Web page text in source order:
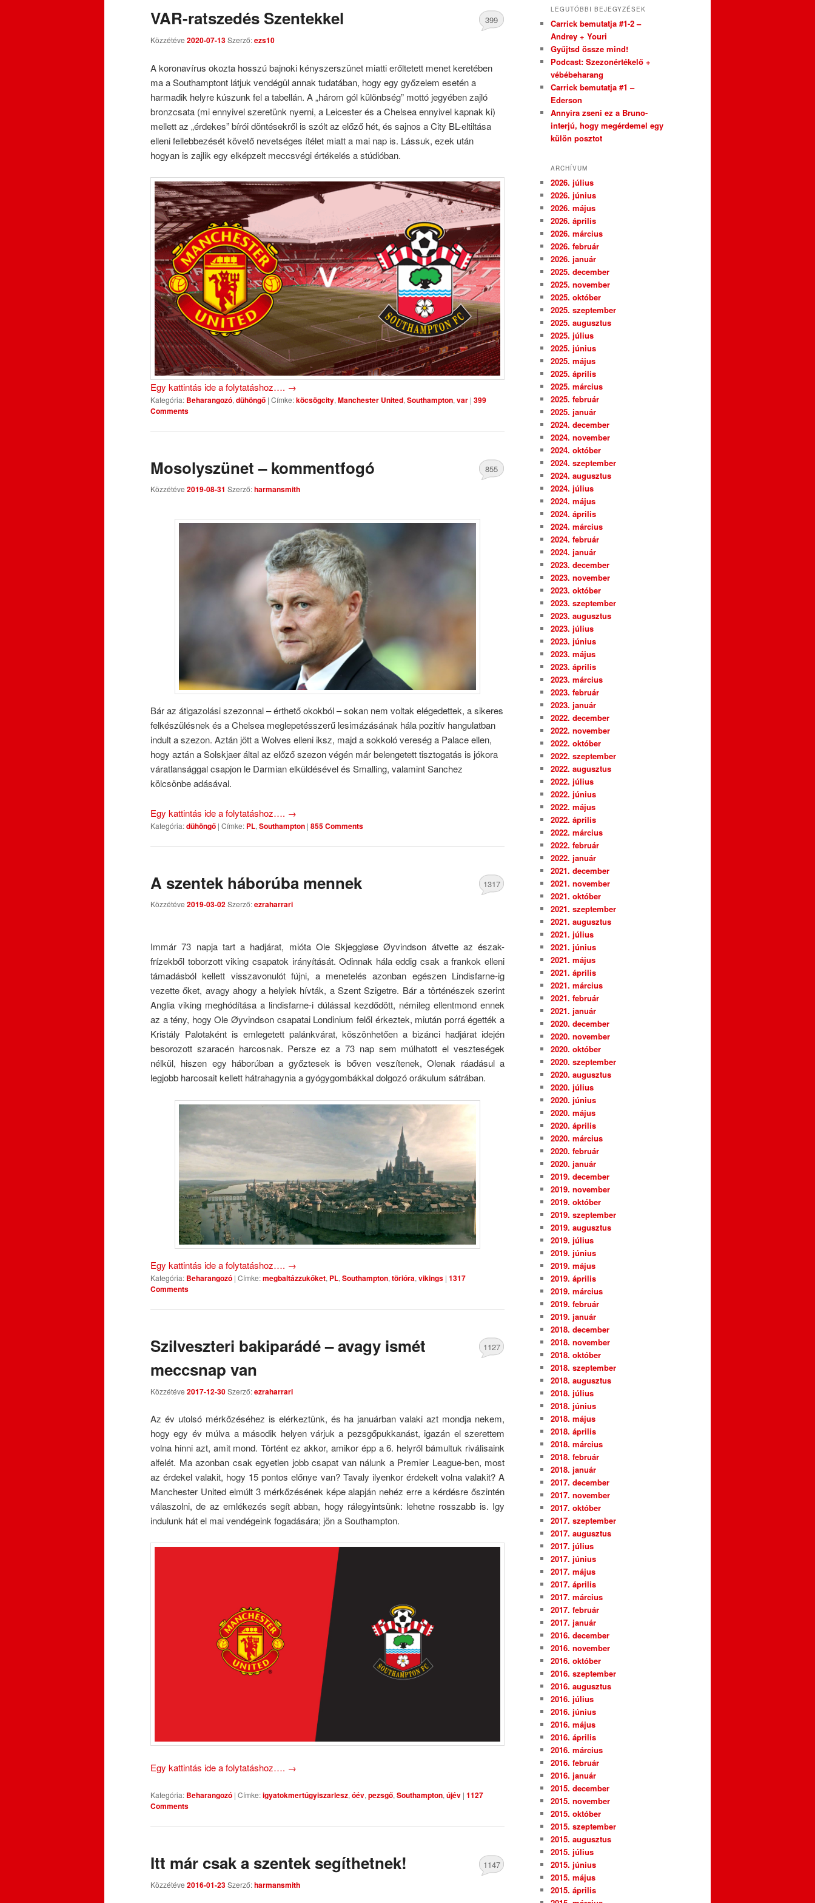
VAR-ratszedés Szentekkel
Közzétéve 2020-07-13Szerző:ezs10
399
A koronavírus okozta hosszú bajnoki kényszerszünet miatti erőltetett menet keretében
ma a Southamptont látjuk vendégül annak tudatában, hogy egy győzelem esetén a
harmadik helyre kúszunk fel a tabellán. A „három gól különbség” mottó jegyében zajló
bronzcsata (mi ennyivel szeretünk nyerni, a Leicester és a Chelsea ennyivel kapnak ki)
mellett az „érdekes” bírói döntésekről is szólt az előző hét, és sajnos a City BL-eltiltása
elleni fellebbezését követő nevetséges ítélet miatt a mai nap is. Lássuk, ezek után
hogyan is zajlik egy elképzelt meccsvégi értékelés a stúdióban.
Egy kattintás ide a folytatáshoz…. →
Kategória: Beharangozó, dühöngő | Címke:köcsögcity, Manchester United, Southampton, var | 399
Comments
Mosolyszünet – kommentfogó
Közzétéve 2019-08-31 Szerző:harmansmith
855
Bár az átigazolási szezonnal – érthető okokból – sokan nem voltak elégedettek, a sikeres
felkészülésnek és a Chelsea meglepetésszerű lesimázásának hála pozitív hangulatban
indult a szezon. Aztán jött a Wolves elleni iksz, majd a sokkoló vereség a Palace ellen,
hogy aztán a Solskjaer által az előző szezon végén már belengetett tisztogatás is jókora
váratlansággal csapjon le Darmian elküldésével és Smalling, valamint Sanchez
kölcsönbe adásával.
Egy kattintás ide a folytatáshoz…. →
Kategória:dühöngő | Címke: PL, Southampton | 855 Comments
A szentek háborúba mennek
Közzétéve 2019-03-02Szerző:ezraharrari
1317
Immár 73 napja tart a hadjárat, mióta Ole Skjeggløse Øyvindson átvette az észak-
frízekből toborzott viking csapatok irányítását. Odinnak hála eddig csak a frankok elleni
támadásból kellett visszavonulót fújni, a menetelés azonban egészen Lindisfarne-ig
vezette őket, avagy ahogy a helyiek hívták, a Szent Szigetre. Bár a történészek szerint
Anglia viking meghódítása a lindisfarne-i dúlással kezdődött, némileg ellentmond ennek
az a tény, hogy Ole Øyvindson csapatai Londinium felől érkeztek, miután porrá égették a
Kristály Palotaként is emlegetett palánkvárat, köszönhetően a bizánci hadjárat idején
besorozott szaracén harcosnak. Persze ez a 73 nap sem múlhatott el veszteségek
nélkül, hiszen egy háborúban a győztesek is bőven veszítenek, Olenak ráadásul a
legjobb harcosait kellett hátrahagynia a gyógygombákkal dolgozó orákulum sátrában.
Egy kattintás ide a folytatáshoz…. →
Kategória: Beharangozó | Címke:megbaltázzukőket, PL, Southampton, törióra, vikings | 1317
Comments
Szilveszteri bakiparádé – avagy ismét
meccsnap van
Közzétéve 2017-12-30Szerző:ezraharrari
1127
Az év utolsó mérkőzéséhez is elérkeztünk, és ha januárban valaki azt mondja nekem,
hogy egy év múlva a második helyen várjuk a pezsgőpukkanást, igazán el szerettem
volna hinni azt, amit mond. Történt ez akkor, amikor épp a 6. helyről bámultuk riválisaink
alfelét. Ma azonban csak egyetlen jobb csapat van nálunk a Premier League-ben, most
az érdekel valakit, hogy 15 pontos előnye van? Tavaly ilyenkor érdekelt volna valakit? A
Manchester United elmúlt 3 mérkőzésének képe alapján nehéz erre a kérdésre őszintén
válaszolni, de az emlékezés segít abban, hogy rálegyintsünk: lehetne rosszabb is. Igy
indulunk hát el mai vendégeink fogadására; jön a Southampton.
Egy kattintás ide a folytatáshoz…. →
Kategória: Beharangozó | Címke:igyatokmertúgyiszarlesz, óév, pezsgő, Southampton, újév | 1127
Comments
Itt már csak a szentek segíthetnek!
Közzétéve 2016-01-23Szerző:harmansmith
1147
LEGUTÓBBI BEJEGYZÉSEK
Carrick bemutatja #1-2 –
Andrey + Youri
Gyűjtsd össze mind!
Podcast: Szezonértékelő +
vébébeharang
Carrick bemutatja #1 –
Ederson
Annyira zseni ez a Bruno-
interjú, hogy megérdemel egy
külön posztot
ARCHÍVUM
2026. július
2026. június
2026. május
2026. április
2026. március
2026. február
2026. január
2025. december
2025. november
2025. október
2025. szeptember
2025. augusztus
2025. július
2025. június
2025. május
2025. április
2025. március
2025. február
2025. január
2024. december
2024. november
2024. október
2024. szeptember
2024. augusztus
2024. július
2024. május
2024. április
2024. március
2024. február
2024. január
2023. december
2023. november
2023. október
2023. szeptember
2023. augusztus
2023. július
2023. június
2023. május
2023. április
2023. március
2023. február
2023. január
2022. december
2022. november
2022. október
2022. szeptember
2022. augusztus
2022. július
2022. június
2022. május
2022. április
2022. március
2022. február
2022. január
2021. december
2021. november
2021. október
2021. szeptember
2021. augusztus
2021. július
2021. június
2021. május
2021. április
2021. március
2021. február
2021. január
2020. december
2020. november
2020. október
2020. szeptember
2020. augusztus
2020. július
2020. június
2020. május
2020. április
2020. március
2020. február
2020. január
2019. december
2019. november
2019. október
2019. szeptember
2019. augusztus
2019. július
2019. június
2019. május
2019. április
2019. március
2019. február
2019. január
2018. december
2018. november
2018. október
2018. szeptember
2018. augusztus
2018. július
2018. június
2018. május
2018. április
2018. március
2018. február
2018. január
2017. december
2017. november
2017. október
2017. szeptember
2017. augusztus
2017. július
2017. június
2017. május
2017. április
2017. március
2017. február
2017. január
2016. december
2016. november
2016. október
2016. szeptember
2016. augusztus
2016. július
2016. június
2016. május
2016. április
2016. március
2016. február
2016. január
2015. december
2015. november
2015. október
2015. szeptember
2015. augusztus
2015. július
2015. június
2015. május
2015. április